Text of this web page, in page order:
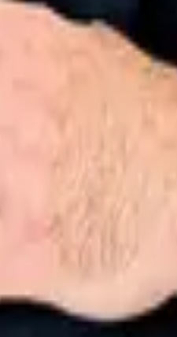
em Direito pela PUC/SP.